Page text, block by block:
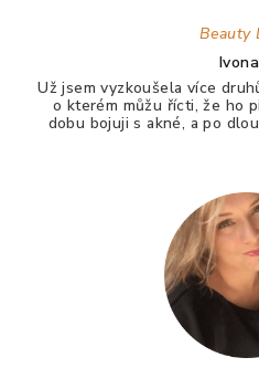
Beauty
Už jsem vyzkoušela více
o kterém můžu řícti, že ho
dobu bojuji s akné, a po